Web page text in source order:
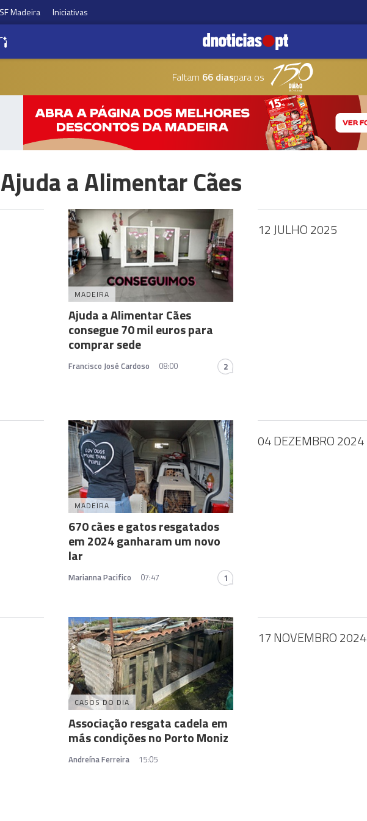
Madeira Iniciativas
Faltam 66 diaspara os
a Alimentar Cães
MADEIRA
Ajuda a Alimentar Cães
consegue 70 mil euros para
comprar sede
Francisco José Cardoso 08:00 2
12 JULHO 2025
MADEIRA
670 cães e gatos resgatados
em 2024 ganharam um novo
lar
Marianna Pacifico 07:47 1
04 DEZEMBRO 2024
CASOS DO DIA
Associação resgata cadela em
más condições no Porto Moniz
Andreína Ferreira 15:05
17 NOVEMBRO 2024